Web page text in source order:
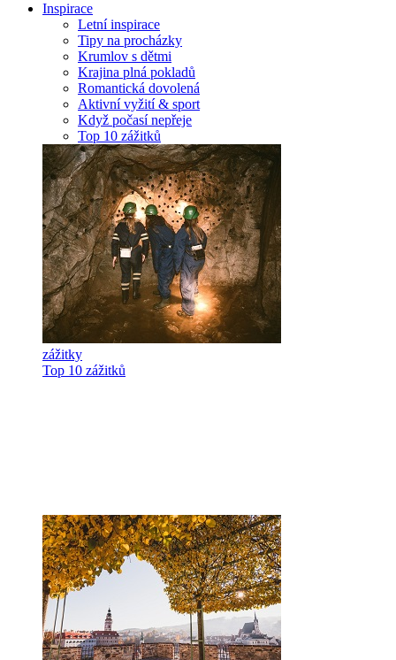
Inspirace
Letní inspirace
Tipy na procházky
Krumlov s dětmi
Krajina plná pokladů
Romantická dovolená
Aktivní vyžití & sport
Když počasí nepřeje
Top 10 zážitků
zážitky
Top 10 zážitků